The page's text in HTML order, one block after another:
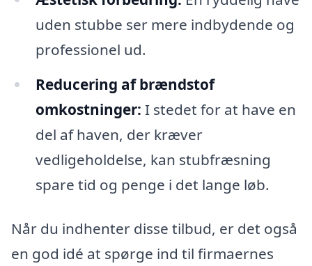
uden stubbe ser mere indbydende og
professionel ud.
Reducering af brændstof
omkostninger: I stedet for at have en
del af haven, der kræver
vedligeholdelse, kan stubfræsning
spare tid og penge i det lange løb.
Når du indhenter disse tilbud, er det også
en god idé at spørge ind til firmaernes